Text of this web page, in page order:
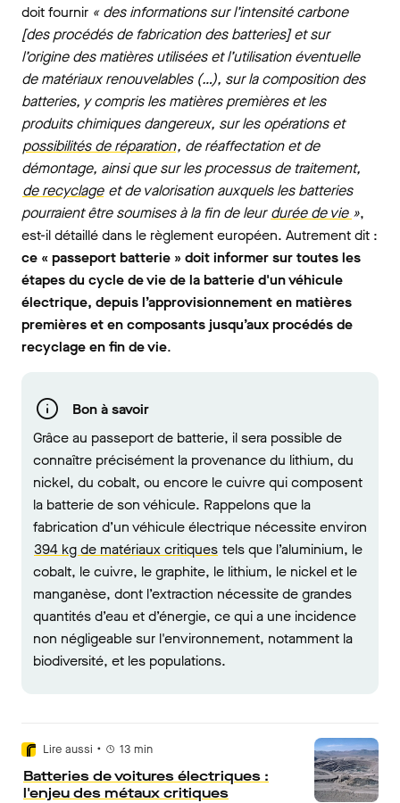
doit fournir « des informations sur l’intensité carbone
[des procédés de fabrication des batteries] et sur
l’origine des matières utilisées et l’utilisation éventuelle
de matériaux renouvelables (…), sur la composition des
batteries, y compris les matières premières et les
produits chimiques dangereux, sur les opérations et
possibilités de réparation, de réaffectation et de
démontage, ainsi que sur les processus de traitement,
de recyclage et de valorisation auxquels les batteries
pourraient être soumises à la fin de leurdurée de vie »,
est-il détaillé dans le règlement européen. Autrement dit :
ce « passeport batterie » doit informer sur toutes les
étapes du cycle de vie de la batterie d'un véhicule
électrique, depuis l’approvisionnement en matières
premières et en composants jusqu’aux procédés de
recyclage en fin de vie.
Bon à savoir
Grâce au passeport de batterie, il sera possible de
connaître précisément la provenance du lithium, du
nickel, du cobalt, ou encore le cuivre qui composent
la batterie de son véhicule. Rappelons que la
fabrication d’un véhicule électrique nécessite environ
394 kg de matériaux critiques tels que l’aluminium, le
cobalt, le cuivre, le graphite, le lithium, le nickel et le
manganèse, dont l’extraction nécessite de grandes
quantités d’eau et d’énergie, ce qui a une incidence
non négligeable sur l'environnement, notamment la
biodiversité, et les populations.
Lire aussi • 13 min
Batteries de voitures électriques :
l'enjeu des métaux critiques